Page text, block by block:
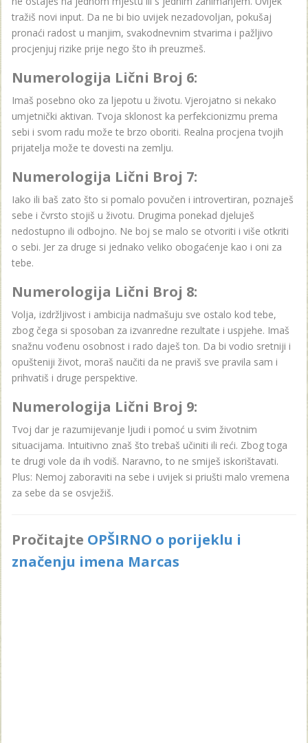
tražiš novi input. Da ne bi bio uvijek nezadovoljan, pokušaj
pronaći radost u manjim, svakodnevnim stvarima i pažljivo
procjenjuj rizike prije nego što ih preuzmeš.
Numerologija Lični Broj 6:
Imaš posebno oko za ljepotu u životu. Vjerojatno si nekako
umjetnički aktivan. Tvoja sklonost ka perfekcionizmu prema
sebi i svom radu može te brzo oboriti. Realna procjena tvojih
prijatelja može te dovesti na zemlju.
Numerologija Lični Broj 7:
Iako ili baš zato što si pomalo povučen i introvertiran, poznaješ
sebe i čvrsto stojiš u životu. Drugima ponekad djeluješ
nedostupno ili odbojno. Ne boj se malo se otvoriti i više otkriti
o sebi. Jer za druge si jednako veliko obogaćenje kao i oni za
tebe.
Numerologija Lični Broj 8:
Volja, izdržljivost i ambicija nadmašuju sve ostalo kod tebe,
zbog čega si sposoban za izvanredne rezultate i uspjehe. Imaš
snažnu vođenu osobnost i rado daješ ton. Da bi vodio sretniji i
opušteniji život, moraš naučiti da ne praviš sve pravila sam i
prihvatiš i druge perspektive.
Numerologija Lični Broj 9:
Tvoj dar je razumijevanje ljudi i pomoć u svim životnim
situacijama. Intuitivno znaš što trebaš učiniti ili reći. Zbog toga
te drugi vole da ih vodiš. Naravno, to ne smiješ iskorištavati.
Plus: Nemoj zaboraviti na sebe i uvijek si priušti malo vremena
za sebe da se osvježiš.
Pročitajte OPŠIRNO o porijeklu i
značenju imena Marcas